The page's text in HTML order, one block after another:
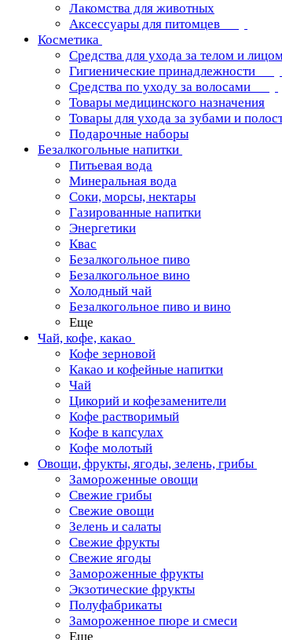
Лакомства для животных
Аксессуары для питомцев
Косметика
Средства для ухода за телом и
Гигиенические принадлежности
Средства по уходу за волосами
Товары медицинского назначения
Товары для ухода за зубами и
Подарочные наборы
Безалкогольные напитки
Питьевая вода
Минеральная вода
Соки, морсы, нектары
Газированные напитки
Энергетики
Квас
Безалкогольное пиво
Безалкогольное вино
Холодный чай
Безалкогольное пиво и вино
Еще
Чай, кофе, какао
Кофе зерновой
Какао и кофейные напитки
Чай
Цикорий и кофезаменители
Кофе растворимый
Кофе в капсулах
Кофе молотый
Овощи, фрукты, ягоды, зелень, грибы
Замороженные овощи
Свежие грибы
Свежие овощи
Зелень и салаты
Свежие фрукты
Свежие ягоды
Замороженные фрукты
Экзотические фрукты
Полуфабрикаты
Замороженное пюре и смеси
Еще